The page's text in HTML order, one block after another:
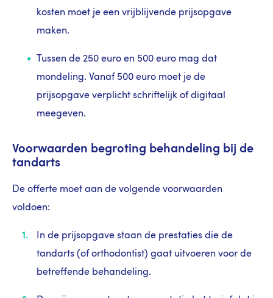
kosten moet je een vrijblijvende prijsopgave
maken.
Tussen de 250 euro en 500 euro mag dat
mondeling. Vanaf 500 euro moet je de
prijsopgave verplicht schriftelijk of digitaal
meegeven.
Voorwaarden begroting behandeling bij de
tandarts
De offerte moet aan de volgende voorwaarden
voldoen:
In de prijsopgave staan de prestaties die de
tandarts (of orthodontist) gaat uitvoeren voor de
betreffende behandeling.